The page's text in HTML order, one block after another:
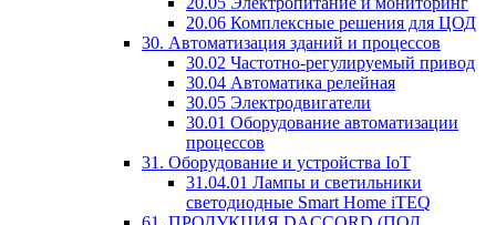
20.06 Комплексные решения для ЦОД
30. Автоматизация зданий и процессов
30.02 Частотно-регулируемый привод
30.04 Автоматика релейная
30.05 Электродвигатели
30.01 Оборудование автоматизации
процессов
31. Оборудование и устройства IoT
31.04.01 Лампы и светильники
светодиодные Smart Home iTEQ